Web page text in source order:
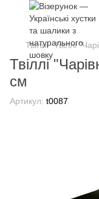
Твіллі Твіллі
Твіллі
см
Артикул: t0087